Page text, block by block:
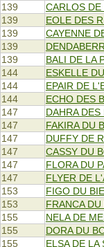
139
CARLOS DE
139
EOLE DES
139
CAYENNE
139
139
BALI DE LA
144
ESKELLE
144
EPAIR DE
144
ECHO DES
147
DAHRA
147
FAKIRA DU
147
DUFFY DE
147
CASSY DU
147
FLORA DU
147
FLYER DE
153
FIGO DU
153
FRANCA
155
NELA DE
155
DORA DU
155
ELSA DE LA